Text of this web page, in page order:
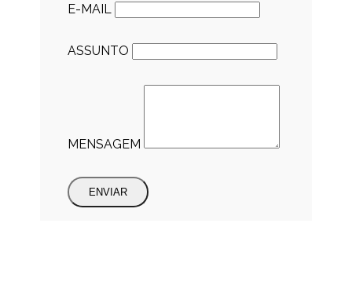
E-MAIL
ASSUNTO
MENSAGEM
ENVIAR